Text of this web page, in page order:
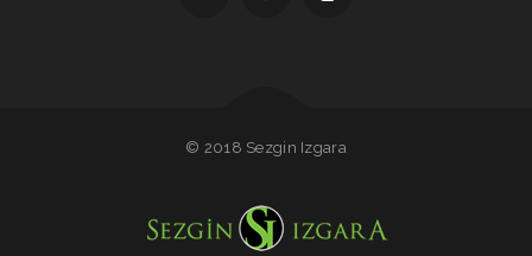
© 2018 Sezgin Izgara